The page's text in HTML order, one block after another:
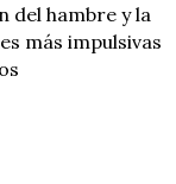
del hambre y la
más impulsivas